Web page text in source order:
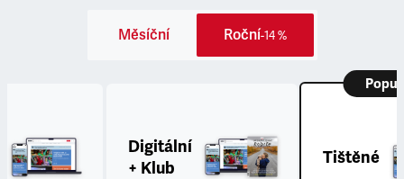
Měsíční Roční-14 %
Digitální
+ Klub
Tištěné